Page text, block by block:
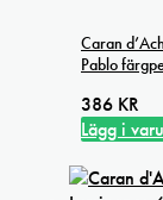
Caran
Pablo
386 KR
Lägg i